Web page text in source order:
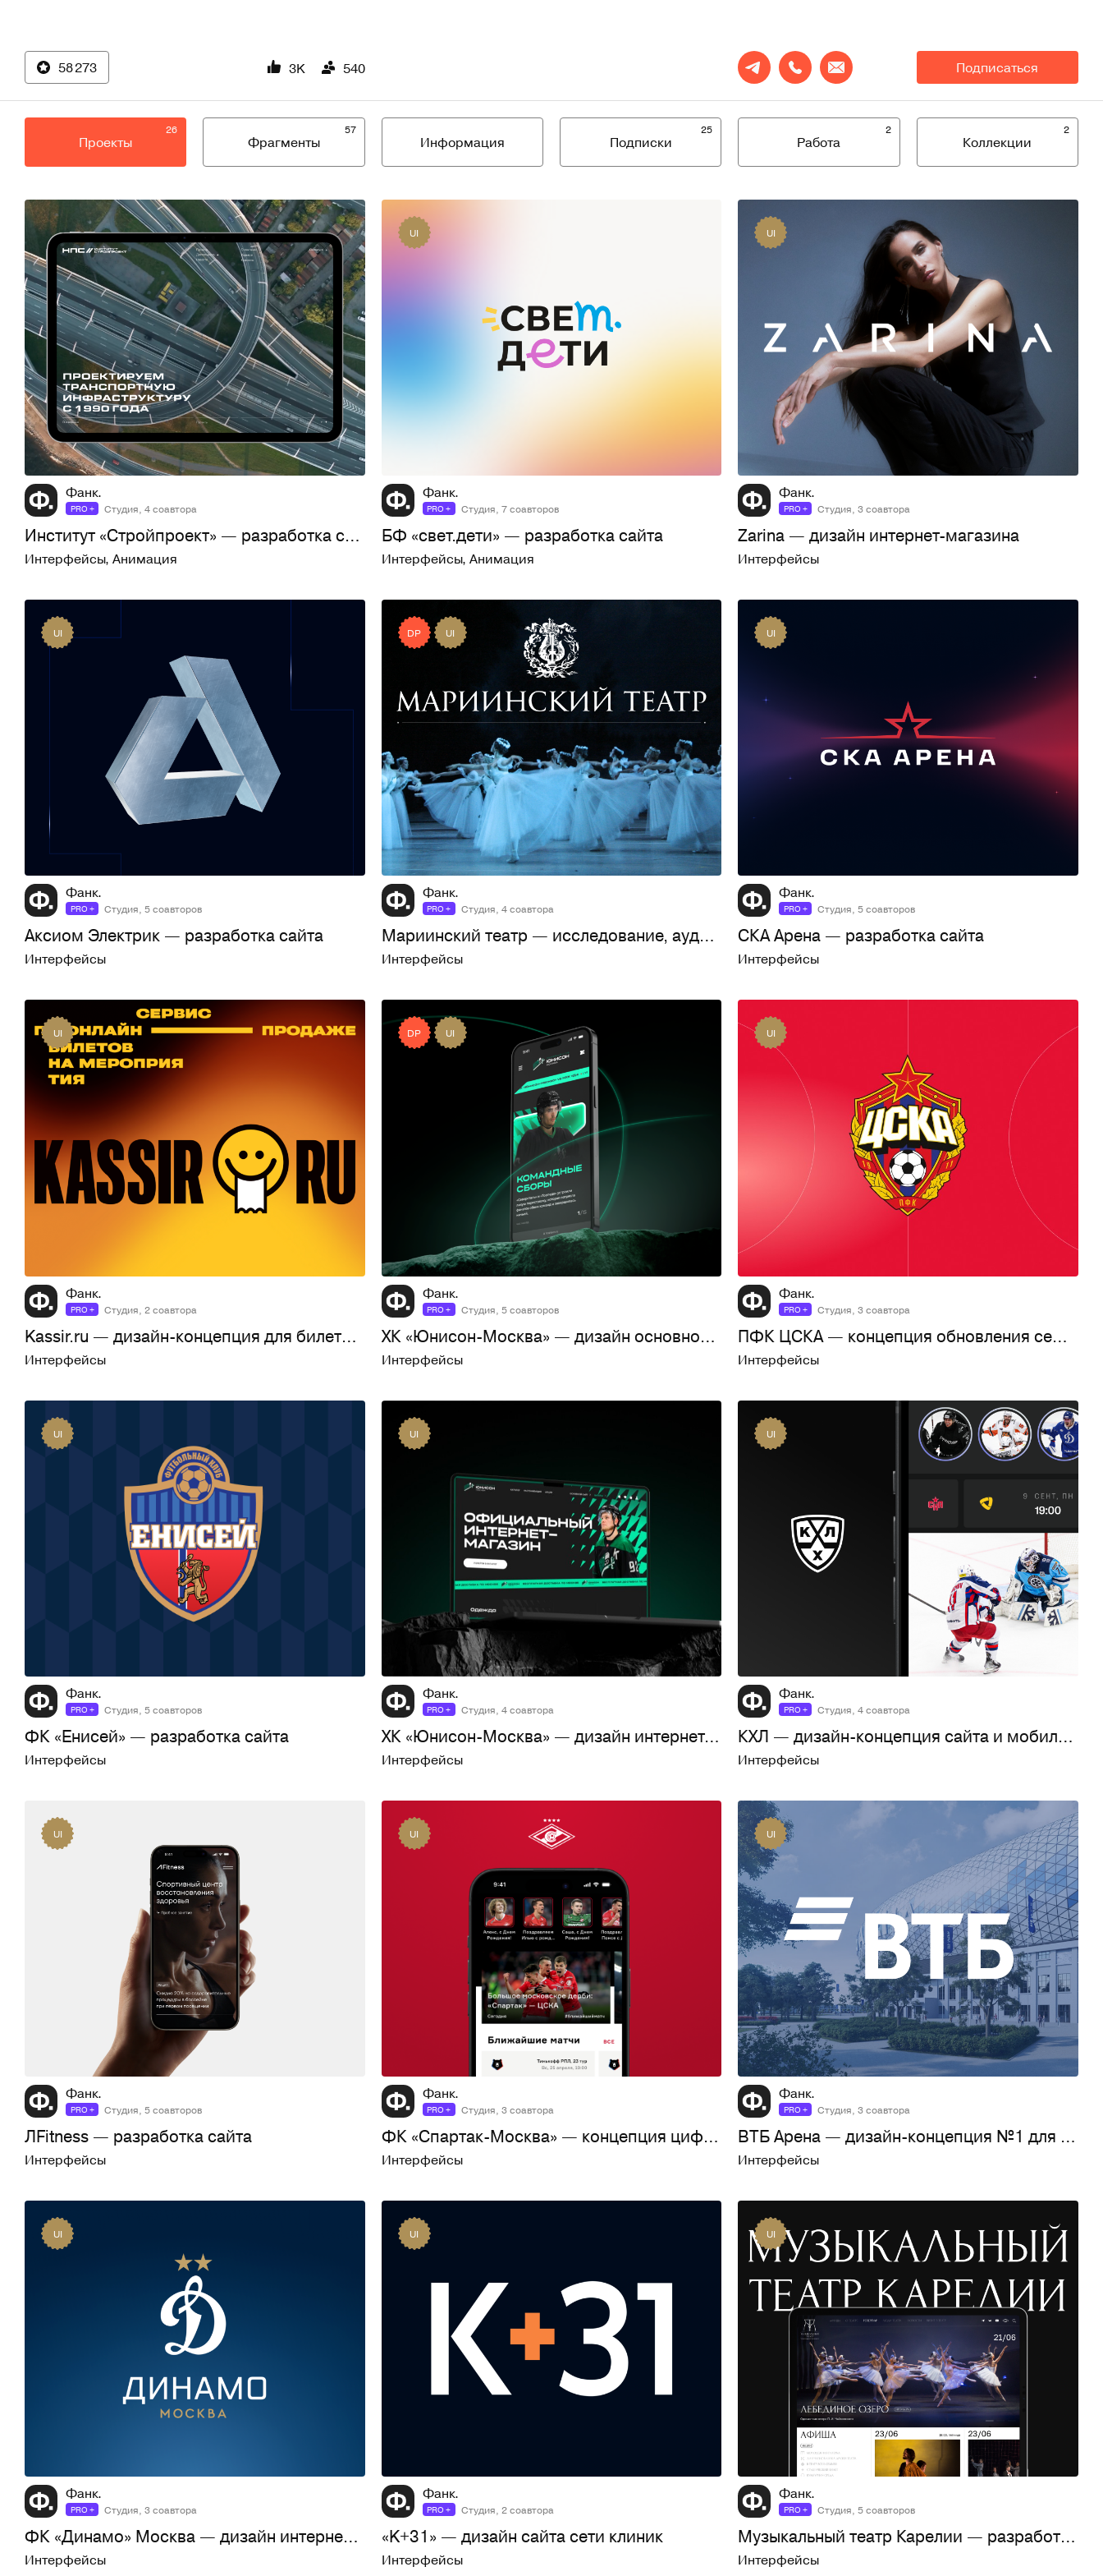
58 273 3K 540 Подписаться
26
Проекты
57
Фрагменты Информация
25
Подписки
2
Работа
2
Коллекции
63 524
Фанк.
PRO + Студия, 4 соавтора
Институт «Стройпроект» — разработка сайта
Интерфейсы, Анимация
UI
Фанк.
PRO + Студия, 7 соавторов
БФ «свет.дети» — разработка сайта
Интерфейсы, Анимация
UI
233
Фанк.
PRO + Студия, 3 соавтора
Zarina — дизайн интернет-магазина
Интерфейсы
UI
Фанк.
PRO + Студия, 5 соавторов
Аксиом Электрик — разработка сайта
Интерфейсы
DP UI
275 5,4K
Фанк.
PRO + Студия, 4 соавтора
Мариинский театр — исследование, аудит и концепция
Интерфейсы
UI
Фанк.
PRO + Студия, 5 соавторов
СКА Арена — разработка сайта
Интерфейсы
UI
Фанк.
PRO + Студия, 2 соавтора
Kassir.ru — дизайн-концепция для билетного сервиса
Интерфейсы
DP UI
223
Фанк.
PRO + Студия, 5 соавторов
ХК «Юнисон-Москва» — дизайн основного сайта
Интерфейсы
UI
Фанк.
PRO + Студия, 3 соавтора
ПФК ЦСКА — концепция обновления семейства сайтов
Интерфейсы
UI
Фанк.
PRO + Студия, 5 соавторов
ФК «‎Енисей» — разработка сайта
Интерфейсы
UI
2,7K
Фанк.
PRO + Студия, 4 соавтора
ХК «Юнисон-Москва» — дизайн интернет-магазина
Интерфейсы
UI
128
Фанк.
PRO + Студия, 4 соавтора
КХЛ — дизайн-концепция сайта и мобильного приложения
Интерфейсы
UI
Фанк.
PRO + Студия, 5 соавторов
ЛFitness — разработка сайта
Интерфейсы
UI
Фанк.
PRO + Студия, 3 соавтора
ФК «Спартак-Москва» — концепция цифровой экосистемы
Интерфейсы
UI
72 3,1K
Фанк.
PRO + Студия, 3 соавтора
ВТБ Арена — дизайн-концепция №1 для цифровой экосистемы
Интерфейсы
UI
Фанк.
PRO + Студия, 3 соавтора
ФК «Динамо» Москва — дизайн интернет-магазина
Интерфейсы
UI
Фанк.
PRO + Студия, 2 соавтора
«K+31» — дизайн сайта сети клиник
Интерфейсы
UI
158
Фанк.
PRO + Студия, 5 соавторов
Музыкальный театр Карелии — разработка сайта
Интерфейсы